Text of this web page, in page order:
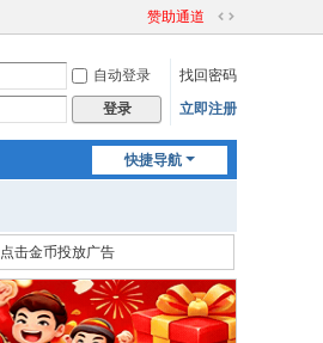
赞助通道
切
到
宽
自动登录
找回密码
登录 立即注册
快捷导航
点击金币投放广告